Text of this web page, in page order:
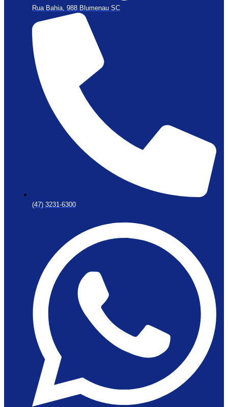
Rua Bahia, 988 Blumenau SC
(47) 3231-6300